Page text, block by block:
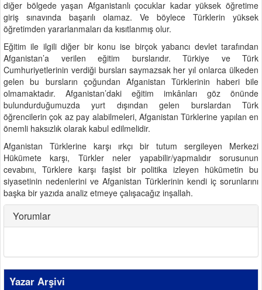
diğer bölgede yaşan Afganistanlı çocuklar kadar yüksek öğretime
giriş sınavında başarılı olamaz. Ve böylece Türklerin yüksek
öğretimden yararlanmaları da kısıtlanmış olur.
Eğitim ile ilgili diğer bir konu ise birçok yabancı devlet tarafından
Afganistan’a verilen eğitim burslarıdır. Türkiye ve Türk
Cumhuriyetlerinin verdiği bursları saymazsak her yıl onlarca ülkeden
gelen bu bursların çoğundan Afganistan Türklerinin haberi bile
olmamaktadır. Afganistan’daki eğitim imkânları göz önünde
bulundurduğumuzda yurt dışından gelen burslardan Türk
öğrencilerin çok az pay alabilmeleri, Afganistan Türklerine yapılan en
önemli haksızlık olarak kabul edilmelidir.
Afganistan Türklerine karşı ırkçı bir tutum sergileyen Merkezi
Hükümete karşı, Türkler neler yapabilir/yapmalıdır sorusunun
cevabını, Türklere karşı faşist bir politika izleyen hükümetin bu
siyasetinin nedenlerini ve Afganistan Türklerinin kendi iç sorunlarını
başka bir yazıda analiz etmeye çalışacağız inşallah.
Yorumlar
Yazar Arşivi